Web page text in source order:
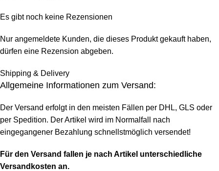
Es gibt noch keine Rezensionen
Nur angemeldete Kunden, die dieses Produkt gekauft haben,
dürfen eine Rezension abgeben.
Shipping & Delivery
Allgemeine Informationen zum Versand:
Der Versand erfolgt in den meisten Fällen per DHL, GLS oder
per Spedition. Der Artikel wird im Normalfall nach
eingegangener Bezahlung schnellstmöglich versendet!
Für den Versand fallen je nach Artikel unterschiedliche
Versandkosten an.